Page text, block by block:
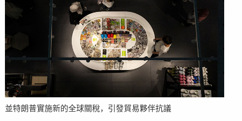
並特朗普實施新的全球關稅，引發貿易夥伴抗議